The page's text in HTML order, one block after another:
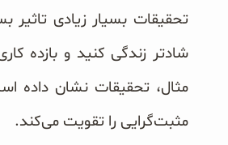
تحقیقات بسیار زیادی تاثیر
شادتر زندگی کنید و بازده
مثال، تحقیقات نشان داده
مثبت‌گرایی را تقویت می‌کند.